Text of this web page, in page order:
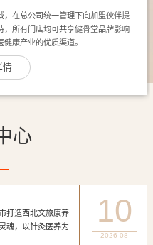
，在总公司统一管理下向加盟伙伴提
，所有门店均可共享健骨堂品牌影响
康产业的优质渠道。
情
心
打造西北文旅康养
魂，以针灸医养为
10
2026-08